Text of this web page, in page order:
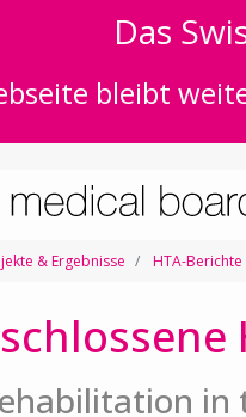
Das
bleibt
& Ergebnisse HTA-Berichte
in